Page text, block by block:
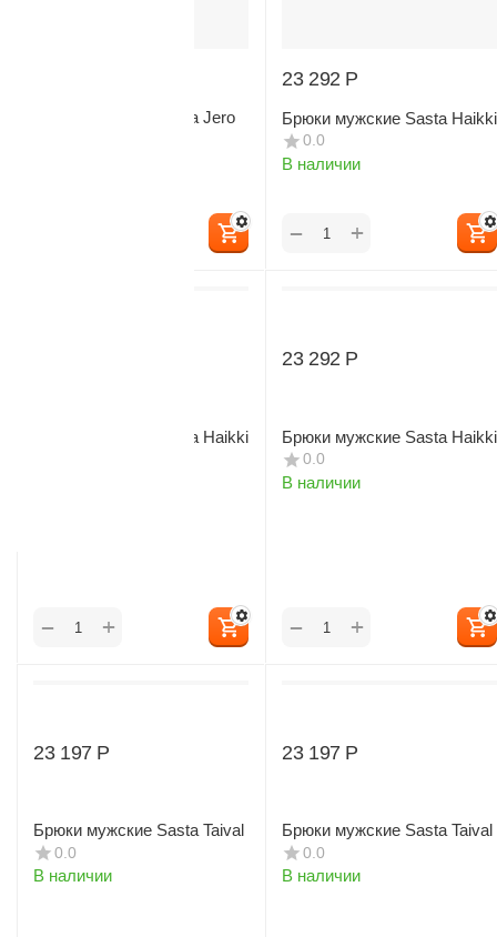
Брюки мужские Sasta Jero
23 292 Р
Брюки мужские Sasta Haikki
0.0
В наличии
+
−
Брюки мужские Sasta Haikki
+
−
23 292 Р
Брюки мужские Sasta Haikki
0.0
В наличии
+
−
23 197 Р
Брюки мужские Sasta Taival
0.0
В наличии
23 197 Р
Брюки мужские Sasta Taival
0.0
В наличии